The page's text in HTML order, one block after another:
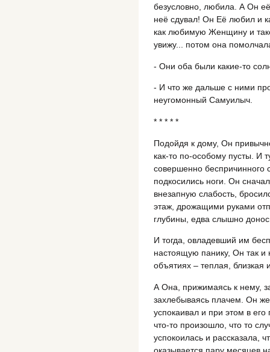
безусловно, любила. А Он
неё сдувал! Он Её любил и
как любимую Женщину и
увижу... потом она
- Они оба были какие-то
- И что же дальше с ними
неугомонный Самуилыч.
* * * * *
Подойдя к дому, Он
как-то по-особому пусты. И
совершенно беспричинного
подкосились ноги. Он
внезапную слабость,
этаж, дрожащими руками
глубины, едва слышно
И тогда, овладевший им
настоящую панику, Он так и
объятиях – теплая, близкая
А Она, прижимаясь к нему,
захлебываясь плачем. Он
успокаивал и при этом в
что-то произошло, что то
успокоилась и рассказала,
оказывается пару месяцев